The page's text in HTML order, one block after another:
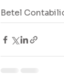
Betel